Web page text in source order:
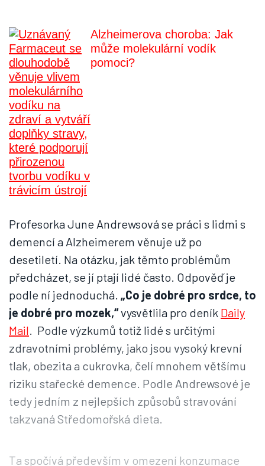
Alzheimerova choroba: Jak
může molekulární vodík
pomoci?
Profesorka June Andrewsová se práci s lidmi s
demencí a Alzheimerem věnuje už po
desetiletí. Na otázku, jak těmto problémům
předcházet, se jí ptají lidé často. Odpověď je
podle ní jednoduchá. „Co je dobré pro srdce, to
je dobré pro mozek,“vysvětlila pro deník Daily
Mail. Podle výzkumů totiž lidé s určitými
zdravotními problémy, jako jsou vysoký krevní
tlak, obezita a cukrovka, čelí mnohem většímu
riziku stařecké demence. Podle Andrewsové je
tedy jedním z nejlepších způsobů stravování
takzvaná Středomořská dieta.
Ta spočívá především v omezení konzumace